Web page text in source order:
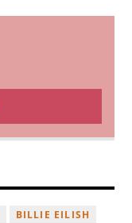
BILLIE EILISH